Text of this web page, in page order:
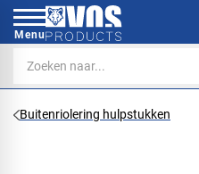
Menu
Buitenriolering hulpstukken